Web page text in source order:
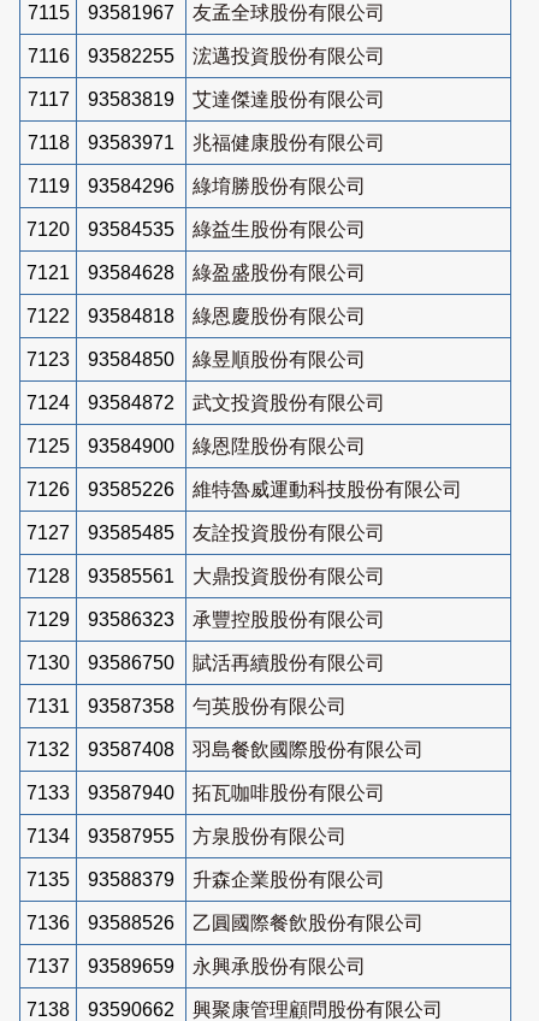
7115 93581967 友孟全球股份有限公司
7116 93582255 浤邁投資股份有限公司
7117 93583819 艾達傑達股份有限公司
7118 93583971 兆福健康股份有限公司
7119 93584296 綠堉勝股份有限公司
7120 93584535 綠益生股份有限公司
7121 93584628 綠盈盛股份有限公司
7122 93584818 綠恩慶股份有限公司
7123 93584850 綠昱順股份有限公司
7124 93584872 武文投資股份有限公司
7125 93584900 綠恩陞股份有限公司
7126 93585226 維特魯威運動科技股份有限公司
7127 93585485 友詮投資股份有限公司
7128 93585561 大鼎投資股份有限公司
7129 93586323 承豐控股股份有限公司
7130 93586750 賦活再續股份有限公司
7131 93587358 勻英股份有限公司
7132 93587408 羽島餐飲國際股份有限公司
7133 93587940 拓瓦咖啡股份有限公司
7134 93587955 方泉股份有限公司
7135 93588379 升森企業股份有限公司
7136 93588526 乙圓國際餐飲股份有限公司
7137 93589659 永興承股份有限公司
7138 93590662 興聚康管理顧問股份有限公司